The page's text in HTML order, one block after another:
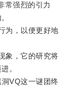
常强烈的引力
，以便更好地
，它的研究将
。
VQ这一谜团终